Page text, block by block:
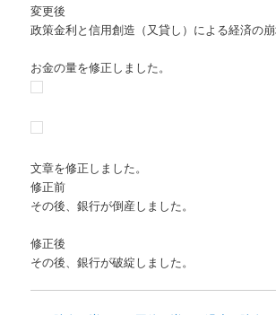
変更後
政策金利と信用創造（又貸し）による経済の
お金の量を修正しました。
文章を修正しました。
修正前
その後、銀行が倒産しました。
修正後
その後、銀行が破綻しました。